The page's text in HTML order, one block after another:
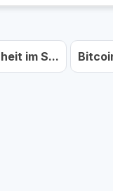
im S...